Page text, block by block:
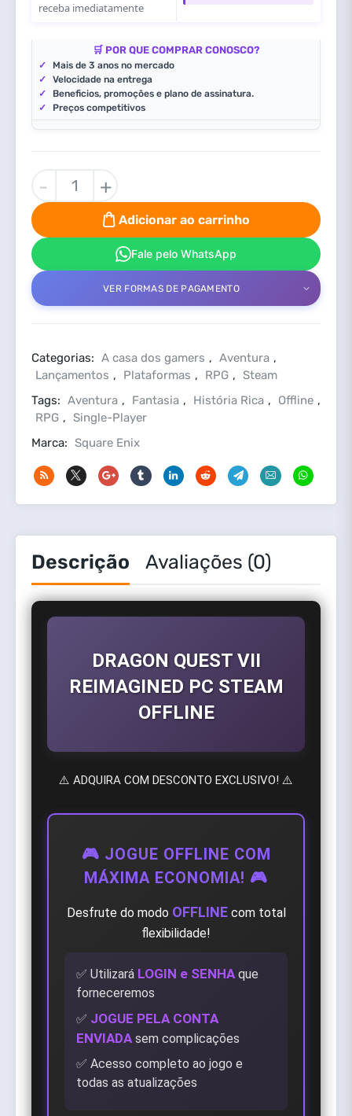
receba imediatamente
🛒 POR QUE COMPRAR CONOSCO?
✓
Mais de 3 anos no mercado
✓
Velocidade na entrega
✓
Beneficios, promoções e plano de assinatura.
✓
Preços competitivos
-
DRAGON
Reimagined
Offline
quantidade
+
Adicionar ao carrinho
Fale pelo WhatsApp
VER FORMAS DE PAGAMENTO
Categorias: A casa dos gamers , Aventura ,
Lançamentos , Plataformas , RPG , Steam
Tags: Aventura , Fantasia , História Rica , Offline ,
RPG , Single-Player
Marca: Square Enix
Descrição Avaliações (0)
DRAGON QUEST VII
REIMAGINED PC STEAM
OFFLINE
⚠️ ADQUIRA COM DESCONTO EXCLUSIVO! ⚠️
🎮 JOGUE OFFLINE COM
MÁXIMA ECONOMIA! 🎮
Desfrute do modo OFFLINEcom total
flexibilidade!
✅ Utilizará LOGIN e SENHAque
forneceremos
✅ JOGUE PELA CONTA
ENVIADAsem complicações
✅ Acesso completo ao jogo e
todas as atualizações